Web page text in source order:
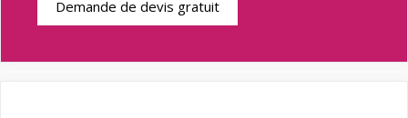
Demande de devis gratuit